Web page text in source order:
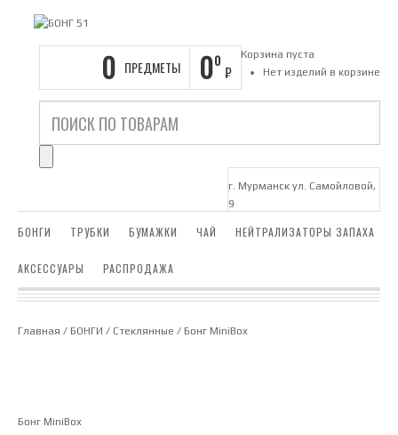
0 ПРЕДМЕТЫ 00
₽
Корзина пуста
Нет изделий в корзине
г. Мурманск ул. Самойловой,
9
БОНГИ ТРУБКИ БУМАЖКИ ЧАЙ НЕЙТРАЛИЗАТОРЫ ЗАПАХА
АКСЕССУАРЫ РАСПРОДАЖА
Главная / БОНГИ / Стеклянные / Бонг MiniBox
Бонг MiniBox